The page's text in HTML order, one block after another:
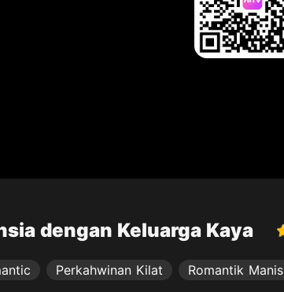
dengan Keluarga Kaya
Perkahwinan Kilat Romantik Manis